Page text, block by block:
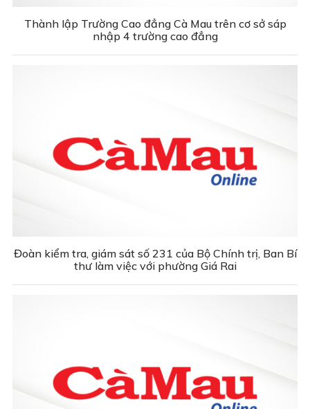
Thành lập Trường Cao đẳng Cà Mau trên cơ sở sáp
nhập 4 trường cao đẳng
Đoàn kiểm tra, giám sát số 231 của Bộ Chính trị, Ban Bí
thư làm việc với phường Giá Rai